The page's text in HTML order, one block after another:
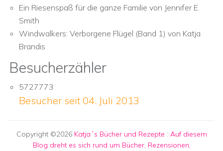
Ein Riesenspaß für die ganze Familie von Jennifer E.
Smith
Windwalkers: Verborgene Flügel (Band 1) von Katja
Brandis
Besucherzähler
5727773
Besucher seit 04. Juli 2013
Copyright ©2026 Katja´s Bücher und Rezepte : Auf diesem
Blog dreht es sich rund um Bücher, Rezensionen,